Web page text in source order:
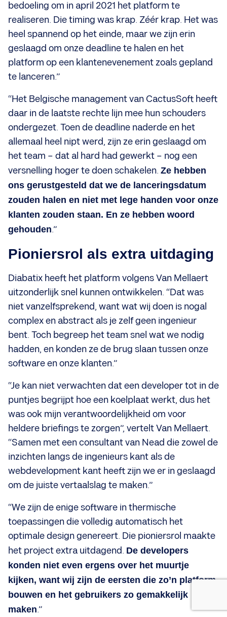
bedoeling om in april 2021 het platform te
realiseren. Die timing was krap. Zéér krap. Het was
heel spannend op het einde, maar we zijn erin
geslaagd om onze deadline te halen en het
platform op een klantenevenement zoals gepland
te lanceren.”
“Het Belgische management van CactusSoft heeft
daar in de laatste rechte lijn mee hun schouders
ondergezet. Toen de deadline naderde en het
allemaal heel nipt werd, zijn ze erin geslaagd om
het team – dat al hard had gewerkt – nog een
versnelling hoger te doen schakelen. Ze hebben
ons gerustgesteld dat we de lanceringsdatum
zouden halen en niet met lege handen voor onze
klanten zouden staan. En ze hebben woord
gehouden.”
Pioniersrol als extra uitdaging
Diabatix heeft het platform volgens Van Mellaert
uitzonderlijk snel kunnen ontwikkelen. “Dat was
niet vanzelfsprekend, want wat wij doen is nogal
complex en abstract als je zelf geen ingenieur
bent. Toch begreep het team snel wat we nodig
hadden, en konden ze de brug slaan tussen onze
software en onze klanten.”
“Je kan niet verwachten dat een developer tot in de
puntjes begrijpt hoe een koelplaat werkt, dus het
was ook mijn verantwoordelijkheid om voor
heldere briefings te zorgen”, vertelt Van Mellaert.
“Samen met een consultant van Nead die zowel de
inzichten langs de ingenieurs kant als de
webdevelopment kant heeft zijn we er in geslaagd
om de juiste vertaalslag te maken.”
“We zijn de enige software in thermische
toepassingen die volledig automatisch het
optimale design genereert. Die pioniersrol maakte
het project extra uitdagend. De developers
konden niet even ergens over het muurtje
kijken, want wij zijn de eersten die zo’n platform
bouwen en het gebruikers zo gemakkelijk
maken.”